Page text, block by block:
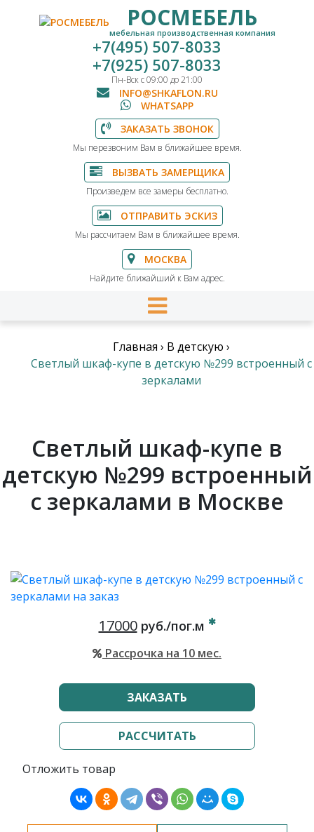
РОСМЕБЕЛЬ
мебельная производственная компания
+7(495) 507-8033
+7(925) 507-8033
Пн-Вск с 09:00 до 21:00
INFO@SHKAFLON.RU
WHATSAPP
ЗАКАЗАТЬ ЗВОНОК
Мы перезвоним Вам в ближайшее время.
ВЫЗВАТЬ ЗАМЕРЩИКА
Произведем все замеры бесплатно.
ОТПРАВИТЬ ЭСКИЗ
Мы рассчитаем Вам в ближайшее время.
МОСКВА
Найдите ближайший к Вам адрес.
Главная › В детскую ›
Светлый шкаф-купе в детскую №299 встроенный с
зеркалами
Светлый шкаф-купе в
детскую №299 встроенный
с зеркалами в Москве
17000руб./пог.м
Рассрочка на 10 мес.
ЗАКАЗАТЬ
РАССЧИТАТЬ
Отложить товар